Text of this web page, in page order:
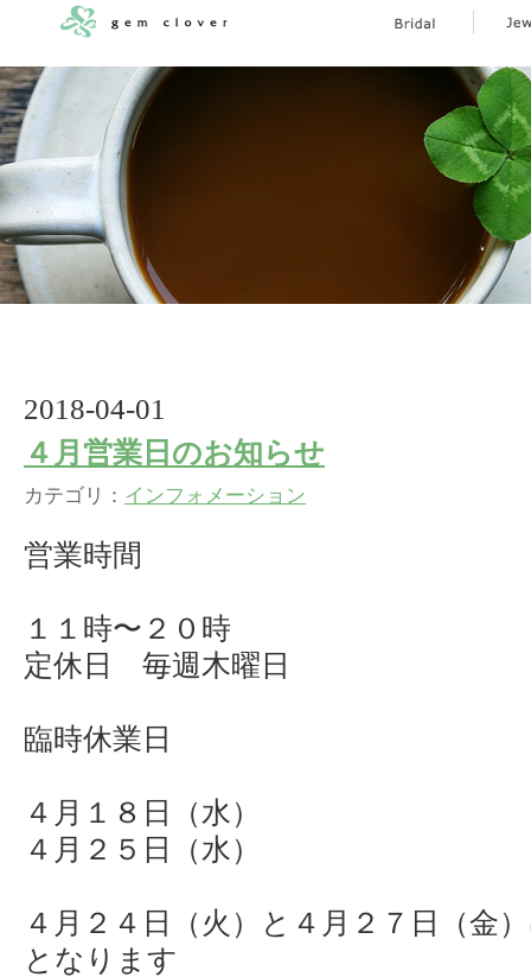
2018-04-01
４月営業日のお知らせ
カテゴリ： インフォメーション
営業時間
１１時〜２０時
定休日 毎週木曜日
臨時休業日
４月１８日（水）
４月２５日（水）
４月２４日（火）と４月２７日（金
となります